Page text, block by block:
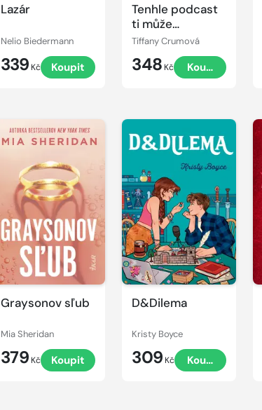
Lazár
Nelio Biedermann
339 Kč Koupit
Tenhle podcast
ti může
zachránit život
Tiffany Crumová
348 Kč Koupit
Graysonov sľub
Mia Sheridan
379 Kč Koupit
D&Dilema
Kristy Boyce
309 Kč Koupit